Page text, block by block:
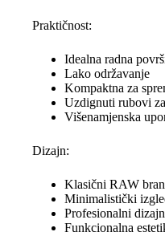
Praktičnost:
Idealna radna
Lako održavanje
Kompaktna za
Uzdignuti rubovi
Višenamjenska
Dizajn:
Klasični RAW
Minimalistički
Profesionalni dizajn
Funkcionalna